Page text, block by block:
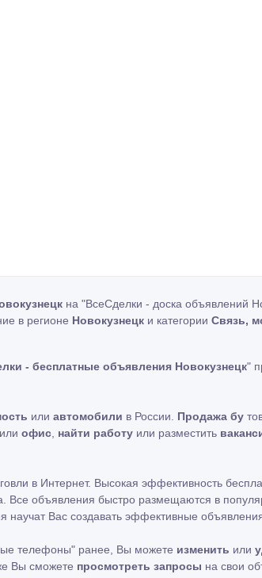
на "ВсеСделки - доска объявлений
в регионе Новокузнецк и категории Связь,
- бесплатные объявления Новокузнецк"
или автомобили в России. Продажа бу
или офис найти работу или разместить
в Интернет. Высокая эффективность
Все объявления быстро размещаются в
Вас создавать эффективные
телефоны" ранее, Вы можете изменить или
Вы сможете просмотреть запросы на свои